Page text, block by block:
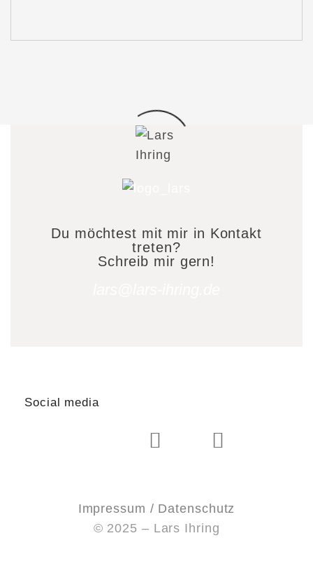
Du möchtest mit mir in Kontakt
treten?
Schreib mir gern!
Social media
Impressum / Datenschutz
© 2025 – Lars Ihring